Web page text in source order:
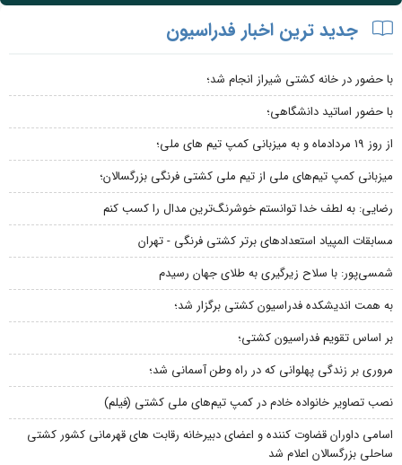
جدید ترین اخبار فدراسیون
با حضور در خانه کشتی شیراز انجام شد؛
با حضور اساتید دانشگاهی؛
از روز 19 مردادماه و به میزبانی کمپ تیم های ملی؛
میزبانی کمپ تیم‌های ملی از تیم ملی کشتی فرنگی بزرگسالان؛
رضایی: به لطف خدا توانستم خوشرنگ‌ترین مدال را کسب کنم
مسابقات المپیاد استعدادهای برتر کشتی فرنگی - تهران
شمسی‌پور: با سلاح زیرگیری به طلای جهان رسیدم
به همت اندیشکده فدراسیون کشتی برگزار شد؛
بر اساس تقویم فدراسیون کشتی؛
مروری بر زندگی پهلوانی که در راه وطن آسمانی شد؛
نصب تصاویر خانواده خادم در کمپ تیم‌های ملی کشتی (فیلم)
اسامی داوران قضاوت کننده و اعضای دبیرخانه رقابت های قهرمانی کشور کشتی
ساحلی بزرگسالان اعلام شد